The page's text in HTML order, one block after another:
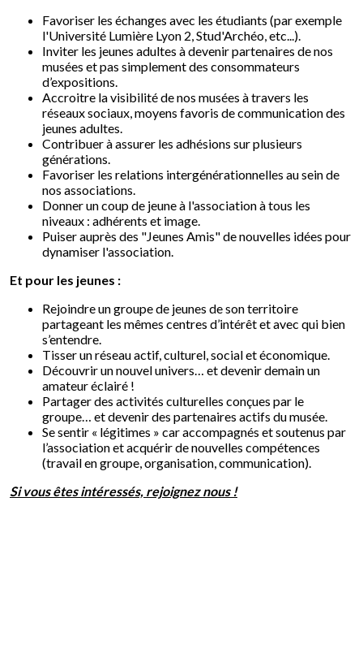
Favoriser les échanges avec les étudiants (par exemple
l'Université Lumière Lyon 2, Stud'Archéo, etc...).
Inviter les jeunes adultes à devenir partenaires de nos
musées et pas simplement des consommateurs
d’expositions.
Accroitre la visibilité de nos musées à travers les
réseaux sociaux, moyens favoris de communication des
jeunes adultes.
Contribuer à assurer les adhésions sur plusieurs
générations.
Favoriser les relations intergénérationnelles au sein de
nos associations.
Donner un coup de jeune à l'association à tous les
niveaux : adhérents et image.
Puiser auprès des "Jeunes Amis" de nouvelles idées pour
dynamiser l'association.
Et pour les jeunes :
Rejoindre un groupe de jeunes de son territoire
partageant les mêmes centres d’intérêt et avec qui bien
s’entendre.
Tisser un réseau actif, culturel, social et économique.
Découvrir un nouvel univers… et devenir demain un
amateur éclairé !
Partager des activités culturelles conçues par le
groupe… et devenir des partenaires actifs du musée.
Se sentir « légitimes » car accompagnés et soutenus par
l’association et acquérir de nouvelles compétences
(travail en groupe, organisation, communication).
Si vous êtes intéressés, rejoignez nous !